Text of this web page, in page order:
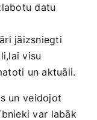
datu
jāizsniegti
visu‍
un aktuāli.
un ⁤veidojot
var⁤ labāk